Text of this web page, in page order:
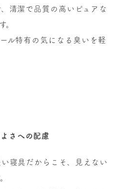
清潔で品質の高いピュアな
。
ル特有の気になる臭いを軽
さへの配慮
寝具だからこそ、見えない